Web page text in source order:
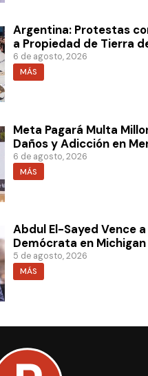
Argentina: Protestas
a Propiedad de Tierra
6 de agosto, 2026
MÁS
Meta Pagará Multa
Daños y Adicción en
6 de agosto, 2026
MÁS
Abdul El-Sayed Vence
Demócrata en Michigan
5 de agosto, 2026
MÁS